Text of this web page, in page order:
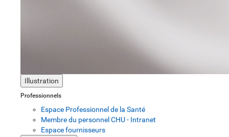
Illustration
Professionnels
Espace Professionnel de la Santé
Membre du personnel CHU - Intranet
Espace fournisseurs